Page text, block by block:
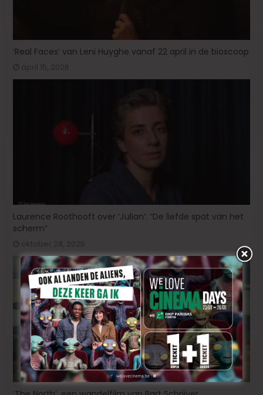
‘Real Faces’ van Leni Huyghe vanaf 22 april in de bioscoop
april 15, 2026
Laurence Roothooft over ‘Julian’: “De liefde spat van het
scherm”
oktober 28, 2025